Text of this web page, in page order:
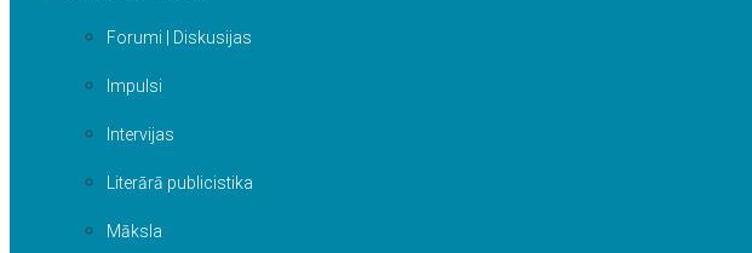
Forumi | Diskusijas
Impulsi
Intervijas
Literārā publicistika
Māksla